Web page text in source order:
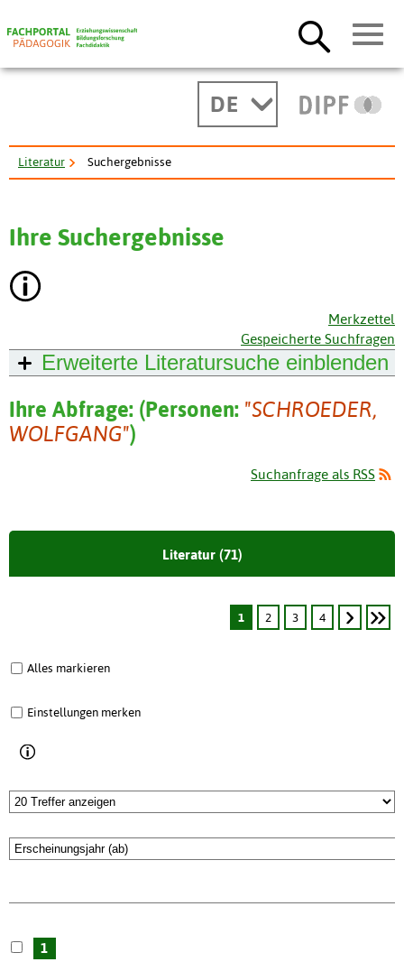
DE
Literatur Suchergebnisse
Ihre Suchergebnisse
Merkzettel
Gespeicherte Suchfragen
Erweiterte Literatursuche einblenden
Ihre Abfrage: (Personen: "SCHROEDER,
WOLFGANG")
Suchanfrage als RSS
Literatur (71)
1 2 3 4
Alles markieren
Einstellungen merken
1